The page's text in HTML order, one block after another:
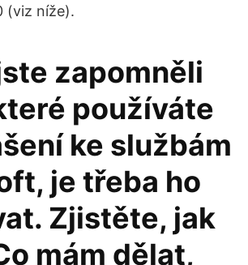
(viz níže).
zapomněli
používáte
ke službám
je třeba ho
Zjistěte, jak
mám dělat,